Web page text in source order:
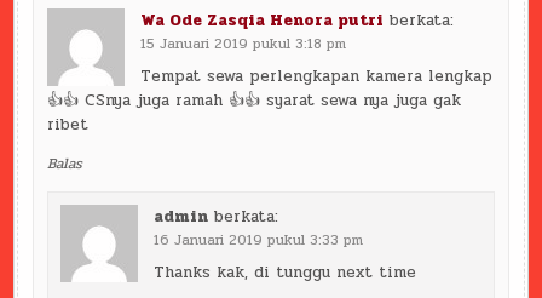
Wa Ode Zasqia Henora putri berkata:
15 Januari 2019 pukul 3:18 pm
Tempat sewa perlengkapan kamera lengkap
👍👍 CSnya juga ramah 👍👍 syarat sewa nya juga gak
ribet
Balas
admin berkata:
16 Januari 2019 pukul 3:33 pm
Thanks kak, di tunggu next time